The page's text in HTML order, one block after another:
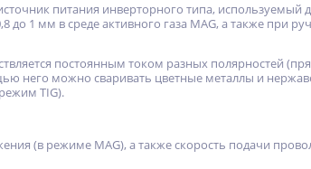
NEW
%
питания инверторного типа, используемый
1 мм в среде активного газа MAG, а также при
постоянным током разных полярностей
него можно сваривать цветные металлы и
TIG).
(в режиме MAG), а также скорость подачи